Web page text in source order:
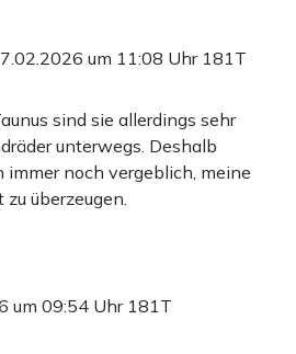
um 11:08 Uhr 181T
sind sie allerdings sehr
unterwegs. Deshalb
immer noch vergeblich, meine
überzeugen.
um 09:54 Uhr 181T